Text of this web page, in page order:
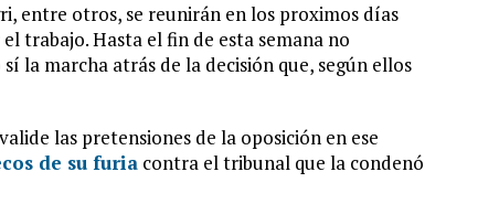
entre otros, se reunirán en los proximos días
trabajo. Hasta el fin de esta semana no
la marcha atrás de la decisión que, según ellos
las pretensiones de la oposición en ese
de su furia contra el tribunal que la condenó